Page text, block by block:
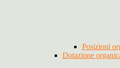
Posizioni
Dotazione